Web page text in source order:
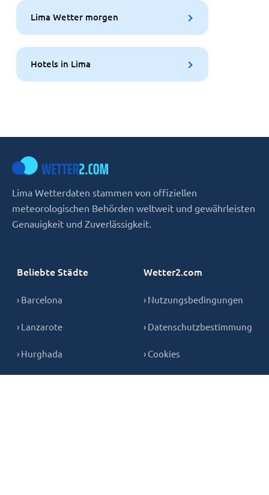
Lima Wetter morgen
Hotels in Lima
Lima Wetterdaten stammen von offiziellen
meteorologischen Behörden weltweit und gewährleisten
Genauigkeit und Zuverlässigkeit.
Beliebte Städte
› Barcelona
› Lanzarote
› Hurghada
Wetter2.com
› Nutzungsbedingungen
› Datenschutzbestimmung
› Cookies